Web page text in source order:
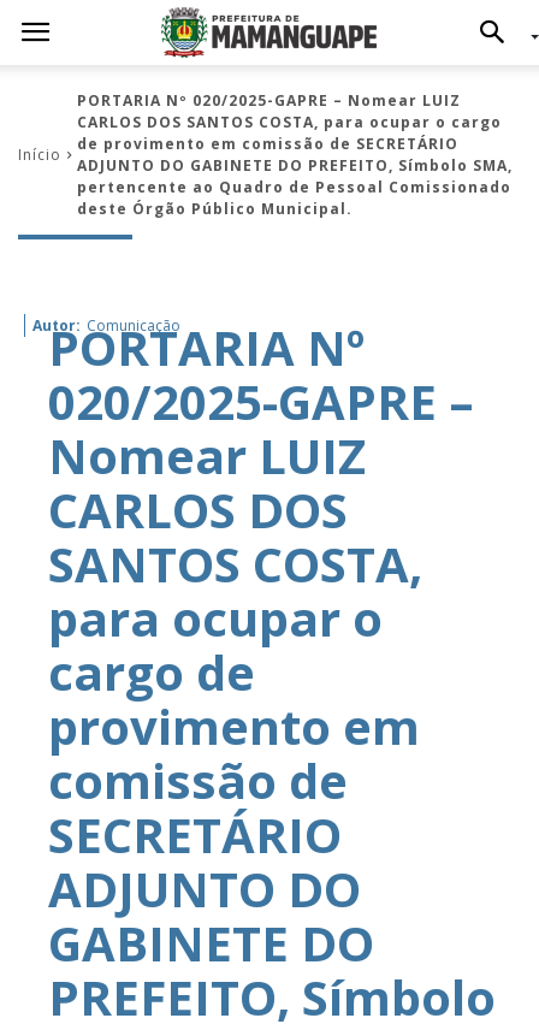
Início
PORTARIA Nº 020/2025-GAPRE – Nomear LUIZ
CARLOS DOS SANTOS COSTA, para ocupar o cargo
de provimento em comissão de SECRETÁRIO
ADJUNTO DO GABINETE DO PREFEITO, Símbolo SMA,
pertencente ao Quadro de Pessoal Comissionado
deste Órgão Público Municipal.
Autor: Comunicação
PORTARIA Nº
020/2025-GAPRE –
Nomear LUIZ
CARLOS DOS
SANTOS COSTA,
para ocupar o
cargo de
provimento em
comissão de
SECRETÁRIO
ADJUNTO DO
GABINETE DO
PREFEITO, Símbolo